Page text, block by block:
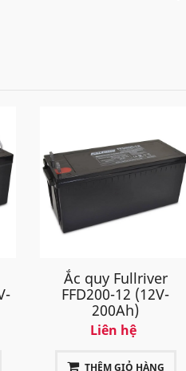
Ắc quy Fullriver
FFD200-12 (12V-
200Ah)
Liên hệ
THÊM GIỎ HÀNG